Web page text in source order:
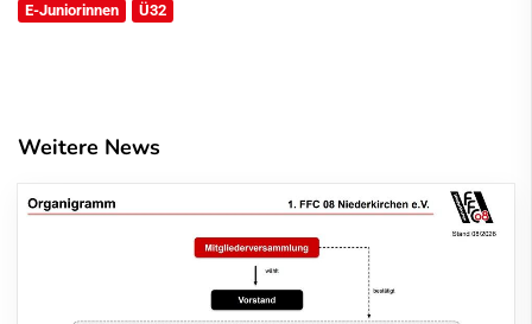
E-Juniorinnen
Ü32
Weitere News